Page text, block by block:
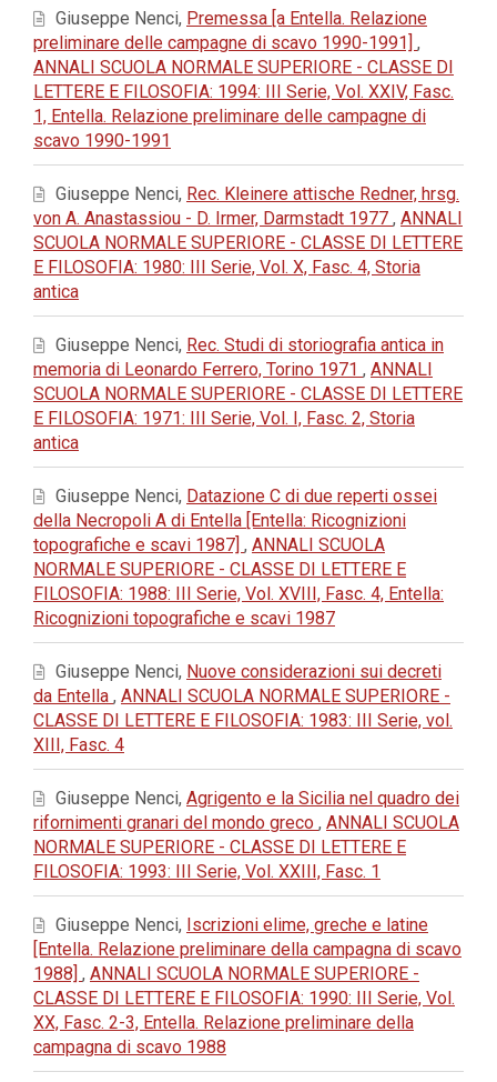
Giuseppe Nenci, Premessa [a Entella. Relazione
preliminare delle campagne di scavo 1990-1991] ,
ANNALI SCUOLA NORMALE SUPERIORE - CLASSE DI
LETTERE E FILOSOFIA: 1994: III Serie, Vol. XXIV, Fasc.
1, Entella. Relazione preliminare delle campagne di
scavo 1990-1991
Giuseppe Nenci, Rec. Kleinere attische Redner, hrsg.
von A. Anastassiou - D. Irmer, Darmstadt 1977 , ANNALI
SCUOLA NORMALE SUPERIORE - CLASSE DI LETTERE
E FILOSOFIA: 1980: III Serie, Vol. X, Fasc. 4, Storia
antica
Giuseppe Nenci, Rec. Studi di storiografia antica in
memoria di Leonardo Ferrero, Torino 1971 , ANNALI
SCUOLA NORMALE SUPERIORE - CLASSE DI LETTERE
E FILOSOFIA: 1971: III Serie, Vol. I, Fasc. 2, Storia
antica
Giuseppe Nenci, Datazione C di due reperti ossei
della Necropoli A di Entella [Entella: Ricognizioni
topografiche e scavi 1987] , ANNALI SCUOLA
NORMALE SUPERIORE - CLASSE DI LETTERE E
FILOSOFIA: 1988: III Serie, Vol. XVIII, Fasc. 4, Entella:
Ricognizioni topografiche e scavi 1987
Giuseppe Nenci, Nuove considerazioni sui decreti
da Entella , ANNALI SCUOLA NORMALE SUPERIORE -
CLASSE DI LETTERE E FILOSOFIA: 1983: III Serie, vol.
XIII, Fasc. 4
Giuseppe Nenci, Agrigento e la Sicilia nel quadro dei
rifornimenti granari del mondo greco , ANNALI SCUOLA
NORMALE SUPERIORE - CLASSE DI LETTERE E
FILOSOFIA: 1993: III Serie, Vol. XXIII, Fasc. 1
Giuseppe Nenci, Iscrizioni elime, greche e latine
[Entella. Relazione preliminare della campagna di scavo
1988] , ANNALI SCUOLA NORMALE SUPERIORE -
CLASSE DI LETTERE E FILOSOFIA: 1990: III Serie, Vol.
XX, Fasc. 2-3, Entella. Relazione preliminare della
campagna di scavo 1988